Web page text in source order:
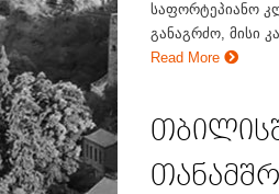
საფორტეპიანო
განაგრძო, მისი
Read More